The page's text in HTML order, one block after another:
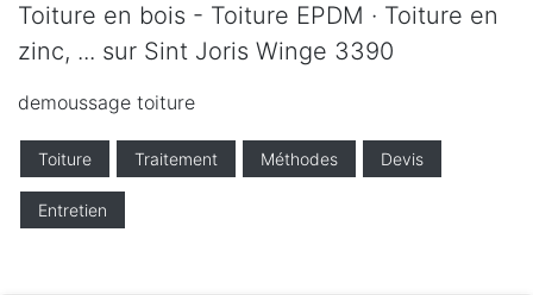
Toiture en bois - Toiture EPDM · Toiture en
zinc, ... sur Sint Joris Winge 3390
demoussage toiture
Toiture Traitement Méthodes Devis
Entretien